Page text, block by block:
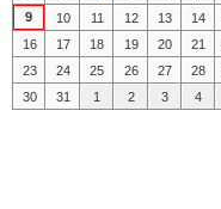
9
10 11 12 13 14
16
17 18 19 20 21
23
24 25 26 27 28
30
31 1 2 3 4